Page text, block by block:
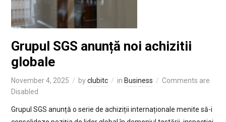
Grupul SGS anunță noi achizitii
globale
November 4, 2025 byclubitc in Business
Comments are
Disabled
Grupul SGS anunță o serie de achiziții internaționale menite să-i